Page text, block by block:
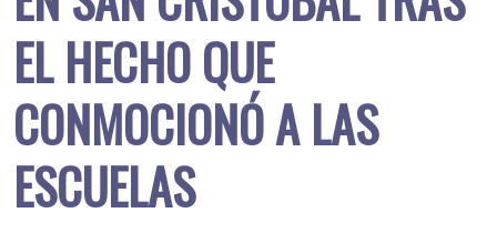
EL HECHO QUE
CONMOCIONÓ A LAS
ESCUELAS